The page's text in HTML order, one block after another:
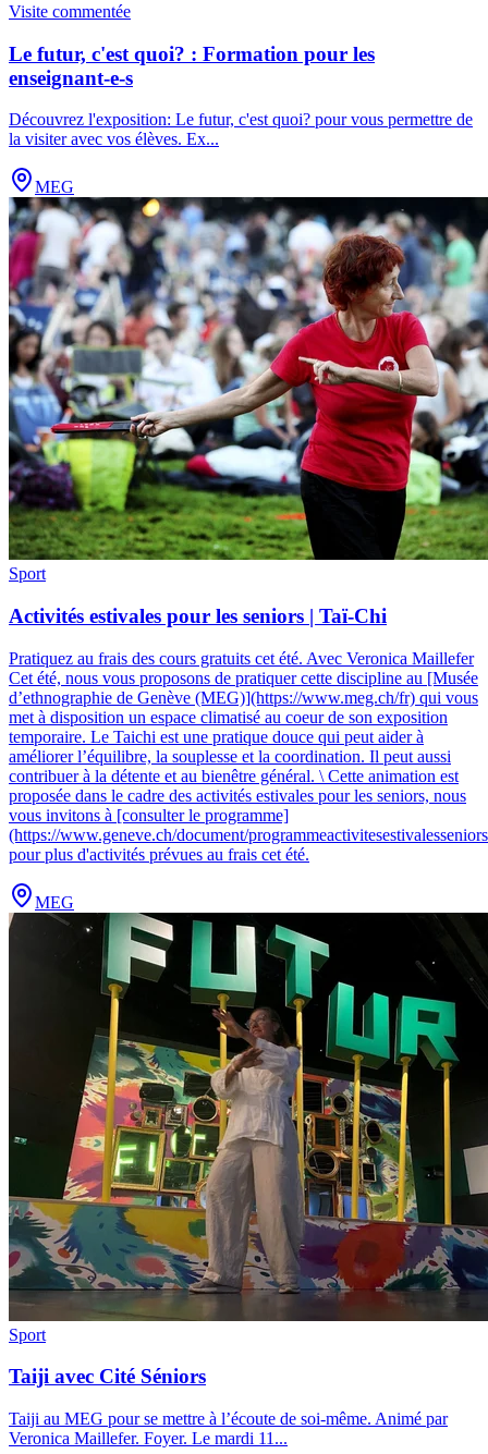
Visite commentée
Le futur, c'est quoi? : Formation pour les
enseignant-e-s
Découvrez l'exposition: Le futur, c'est quoi? pour vous permettre de
la visiter avec vos élèves. Ex...
MEG
Sport
Activités estivales pour les seniors | Taï-Chi
Pratiquez au frais des cours gratuits cet été. Avec Veronica Maillefer
Cet été, nous vous proposons de pratiquer cette discipline au [Musée
d’ethnographie de Genève (MEG)](https://www.meg.ch/fr) qui vous
met à disposition un espace climatisé au coeur de son exposition
temporaire. Le Taichi est une pratique douce qui peut aider à
améliorer l’équilibre, la souplesse et la coordination. Il peut aussi
contribuer à la détente et au bienêtre général. \ Cette animation est
proposée dans le cadre des activités estivales pour les seniors, nous
vous invitons à [consulter le programme]
(https://www.geneve.ch/document/
pour plus d'activités prévues au frais cet été.
MEG
Sport
Taiji avec Cité Séniors
Taiji au MEG pour se mettre à l’écoute de soi-même. Animé par
Veronica Maillefer. Foyer. Le mardi 11 ...